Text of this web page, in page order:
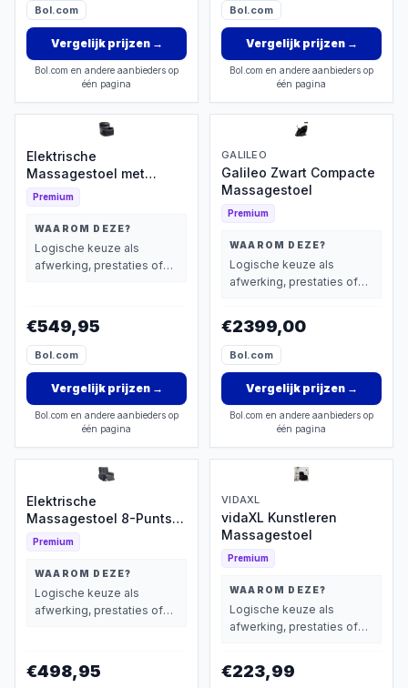
Bol.com
Vergelijk prijzen→
Bol.com en andere aanbieders op
één pagina
Bol.com
Vergelijk prijzen→
Bol.com en andere aanbieders op
één pagina
Elektrische
Massagestoel met
Verwarming
Premium
WAAROM DEZE?
Logische keuze als
afwerking, prestaties of
€549,95
Bol.com
Vergelijk prijzen→
Bol.com en andere aanbieders op
één pagina
GALILEO
Galileo Zwart Compacte
Massagestoel
Premium
WAAROM DEZE?
Logische keuze als
afwerking, prestaties of
€2399,00
Bol.com
Vergelijk prijzen→
Bol.com en andere aanbieders op
één pagina
Elektrische
Massagestoel 8-Punts
met Verwarming
Premium
WAAROM DEZE?
Logische keuze als
afwerking, prestaties of
€498,95
VIDAXL
vidaXL Kunstleren
Massagestoel
Premium
WAAROM DEZE?
Logische keuze als
afwerking, prestaties of
€223,99